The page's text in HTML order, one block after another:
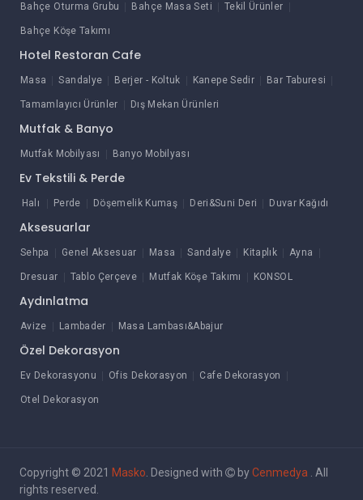
Bahçe Oturma Grubu Bahçe Masa Seti Tekil Ürünler
Bahçe Köşe Takımı
Hotel Restoran Cafe
Masa Sandalye Berjer - Koltuk Kanepe Sedir Bar Taburesi
Tamamlayıcı Ürünler Dış Mekan Ürünleri
Mutfak & Banyo
Mutfak Mobilyası Banyo Mobilyası
Ev Tekstili & Perde
Halı Perde Döşemelik Kumaş Deri&Suni Deri Duvar Kağıdı
Aksesuarlar
Sehpa Genel Aksesuar Masa Sandalye Kitaplık Ayna
Dresuar Tablo Çerçeve Mutfak Köşe Takımı KONSOL
Aydınlatma
Avize Lambader Masa Lambası&Abajur
Özel Dekorasyon
Ev Dekorasyonu Ofis Dekorasyon Cafe Dekorasyon
Otel Dekorasyon
Copyright © 2021 Masko. Designed with byCenmedya . All
rights reserved.